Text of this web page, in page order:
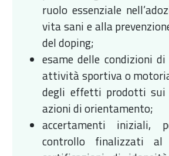
ruolo essenziale
vita sani e alla
del doping;
esame delle condizioni
attività sportiva o
degli effetti prodotti sui
azioni di orientamento;
accertamenti iniziali,
controllo finalizzati al